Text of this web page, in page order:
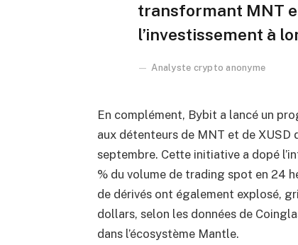
transformant MNT
l’investissement à
Analyste crypto anonyme
En complément, Bybit a lancé un
aux détenteurs de MNT et de XUSD
septembre. Cette initiative a dopé
% du volume de trading spot en 24
de dérivés ont également explosé,
dollars, selon les données de
dans l’écosystème Mantle.